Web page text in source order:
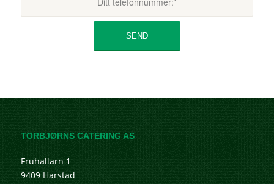
TORBJØRNS CATERING AS
Fruhallarn 1
9409 Harstad